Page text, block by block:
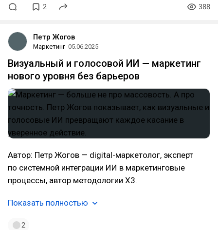
2 388
Петр Жогов
Маркетинг 05.06.2025
Визуальный и голосовой ИИ — маркетинг
нового уровня без барьеров
Автор: Петр Жогов — digital-маркетолог, эксперт
по системной интеграции ИИ в маркетинговые
процессы, автор методологии X3.
Показать полностью
2